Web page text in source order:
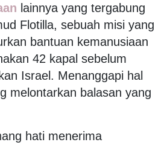
lainnya yang tergabung
Flotilla, sebuah misi yang
bantuan kemanusiaan
42 kapal sebelum
Israel. Menanggapi hal
melontarkan balasan yang
hati menerima